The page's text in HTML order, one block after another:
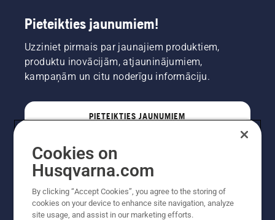
Pieteikties jaunumiem!
Uzziniet pirmais par jaunajiem produktiem,
produktu inovācijām, atjauninājumiem,
kampaņām un citu noderīgu informāciju.
PIETEIKTIES JAUNUMIEM
Cookies on
Husqvarna.com
By clicking “Accept Cookies”, you agree to the storing of
cookies on your device to enhance site navigation, analyze
site usage, and assist in our marketing efforts.